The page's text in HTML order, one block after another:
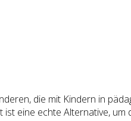
die mit Kindern in
eine echte Alternative,